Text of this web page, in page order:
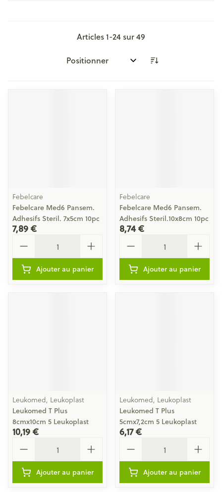
Articles1-24sur49
Trier par:
Febelcare
Febelcare Med6 Pansem.
Adhesifs Steril. 7x5cm 10pc
7,89 €
Ajouter au panier
Febelcare
Febelcare Med6 Pansem.
Adhesifs Steril.10x8cm 10pc
8,74 €
Ajouter au panier
Leukomed, Leukoplast
Leukomed T Plus
8cmx10cm 5 Leukoplast
10,19 €
Ajouter au panier
Leukomed, Leukoplast
Leukomed T Plus
5cmx7,2cm 5 Leukoplast
6,17 €
Ajouter au panier